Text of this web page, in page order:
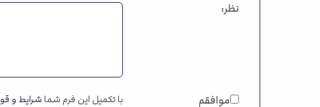
نظر:
موافقم با تکمیل این فرم شماشرایط و